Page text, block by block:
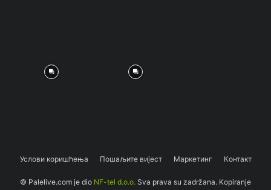
Услови коришћења Пошаљите вијест Маркетинг Контакт
© Palelive.com je dio NF-tel d.o.o. Sva prava su zadržana. Kopiranje